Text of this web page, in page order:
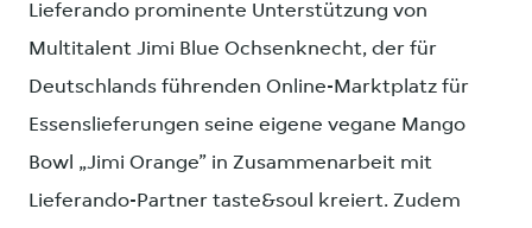
Lieferando prominente Unterstützung von
Multitalent Jimi Blue Ochsenknecht, der für
Deutschlands führenden Online-Marktplatz für
Essenslieferungen seine eigene vegane Mango
Bowl „Jimi Orange” in Zusammenarbeit mit
Lieferando-Partner taste&soul kreiert. Zudem